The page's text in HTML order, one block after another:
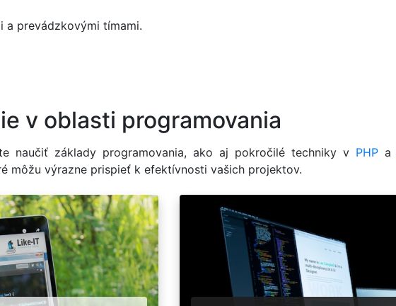
a prevádzkovými tímami.
v oblasti programovania
naučiť základy programovania, ako aj pokročilé techniky v PHP a
môžu výrazne prispieť k efektívnosti vašich projektov.